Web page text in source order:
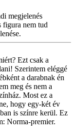
megjelenés
figura nem tud
Ezt csak a
Szerintem eléggé
a darabnak én
meg és nem a
Most ez a
hogy egy-két év
is színre kerül. Ez
Norma-premier.